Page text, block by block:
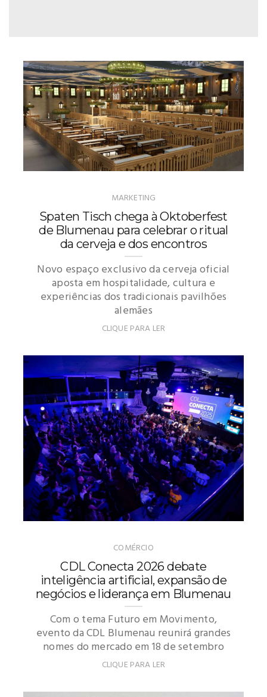
MARKETING
Spaten Tisch chega à Oktoberfest
de Blumenau para celebrar o ritual
da cerveja e dos encontros
Novo espaço exclusivo da cerveja oficial
aposta em hospitalidade, cultura e
experiências dos tradicionais pavilhões
alemães
CLIQUE PARA LER
COMÉRCIO
CDL Conecta 2026 debate
inteligência artificial, expansão de
negócios e liderança em Blumenau
Com o tema Futuro em Movimento,
evento da CDL Blumenau reunirá grandes
nomes do mercado em 18 de setembro
CLIQUE PARA LER